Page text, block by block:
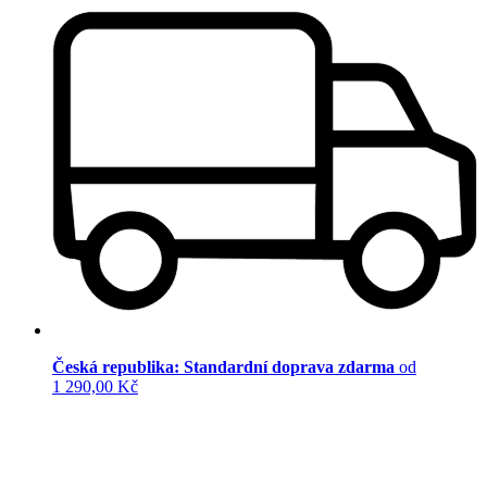
Česká republika: Standardní doprava zdarma od
1 290,00 Kč